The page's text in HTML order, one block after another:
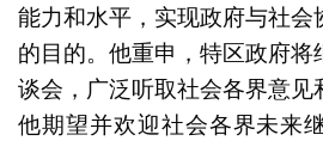
能力和水平，实现政府与社会
的目的。他重申，特区政府将
谈会，广泛听取社会各界意见
他期望并欢迎社会各界未来